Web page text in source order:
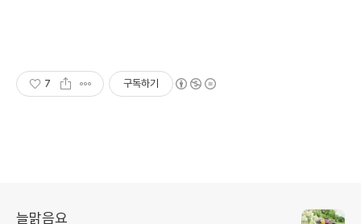
7 구독하기
늘맑음요